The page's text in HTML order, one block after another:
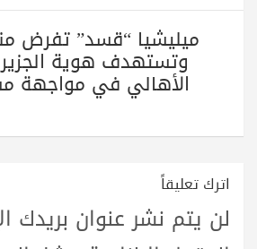
ميليشيا “قسد” تفرض
وتستهدف هوية
الأهالي في مواجهة
اترك تعليقاً
لن يتم نشر عنوان بريدك